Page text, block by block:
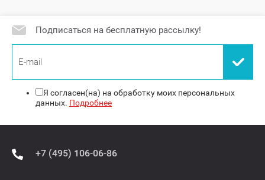
Подписаться на бесплатную рассылку!
Я согласен(на) на обработку моих персональных
данных. Подробнее
+7 (495) 106-06-86